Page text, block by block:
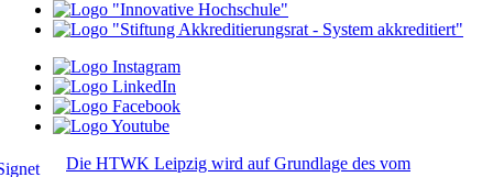
Die HTWK Leipzig wird auf Grundlage des vom